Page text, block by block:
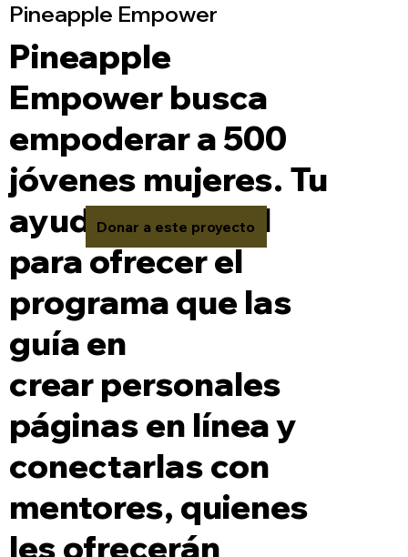
Pineapple Empower
Pineapple
Empower busca
empoderar a 500
jóvenes mujeres. Tu
ayuda es crucial
para ofrecer el
programa que las
guía en
crear personales
páginas en línea y
conectarlas con
mentores, quienes
les ofrecerán
Donar a este proyecto